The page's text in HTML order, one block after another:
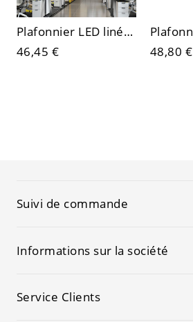
Plafonnier LED linéaire minimaliste, luminaire architectural à bandeau encastré pour bureau ou studio
46,45 €
48,80 €
Suivi de commande
Informations sur la société
Service Clients